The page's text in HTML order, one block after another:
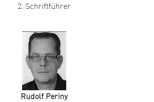
2. Schriftführer
Rudolf Periny